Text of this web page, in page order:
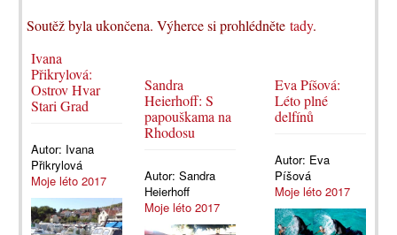
Soutěž byla ukončena. Výherce si prohlédněte tady.
Ivana
Přikrylová:
Ostrov Hvar
Stari Grad
Autor: Ivana
Přikrylová
Moje léto 2017
Sandra
Heierhoff: S
papouškama na
Rhodosu
Autor:Sandra
Heierhoff
Moje léto 2017
Eva Píšová:
Léto plné
delfínů
Autor: Eva
Píšová
Moje léto 2017